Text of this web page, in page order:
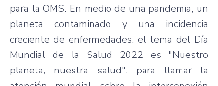
para la OMS. En medio de una pandemia, un
planeta contaminado y una incidencia
creciente de enfermedades, el tema del Día
Mundial de la Salud 2022 es "Nuestro
planeta, nuestra salud", para llamar la